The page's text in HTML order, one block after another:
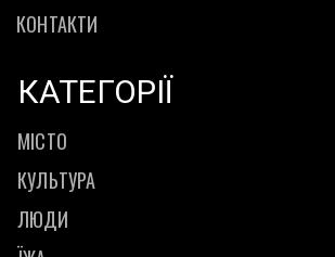
КОНТАКТИ
КАТЕГОРІЇ
МІСТО
КУЛЬТУРА
ЛЮДИ